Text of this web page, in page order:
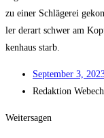
zu einer Schlä­ge­rei
ler der­art schwer am
ken­haus starb.
Sep­tem­ber 3,
Redak­ti­on
Weitersagen